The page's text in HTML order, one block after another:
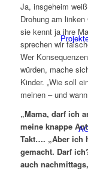
Ja, insgeheim
Drohung am
sie kennt ja ihre
sprechen wir
Wer
würden, mache
Kinder. „Wie soll
meinen – und
„Mama, darf ich
meine knappe
Takt…. „Aber ich
gemacht. Darf
auch